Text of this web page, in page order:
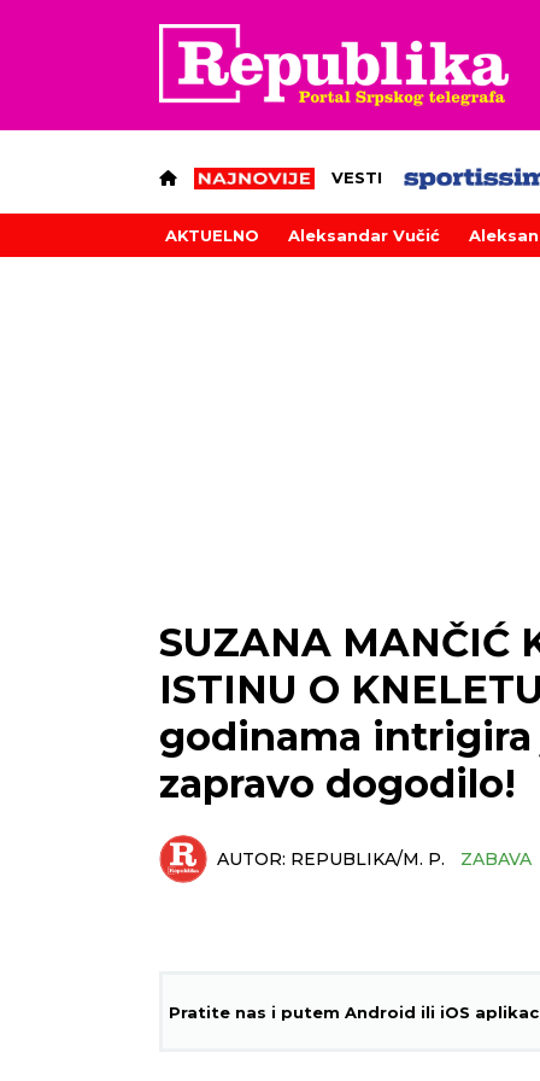
VESTI
AKTUELNO Aleksandar Vučić
SUZANA MANČIĆ
ISTINU O
godinama intrigira
zapravo dogodilo!
AUTOR: REPUBLIKA/M. P. ZABAVA
Pratite nas i putem Android ili iOS